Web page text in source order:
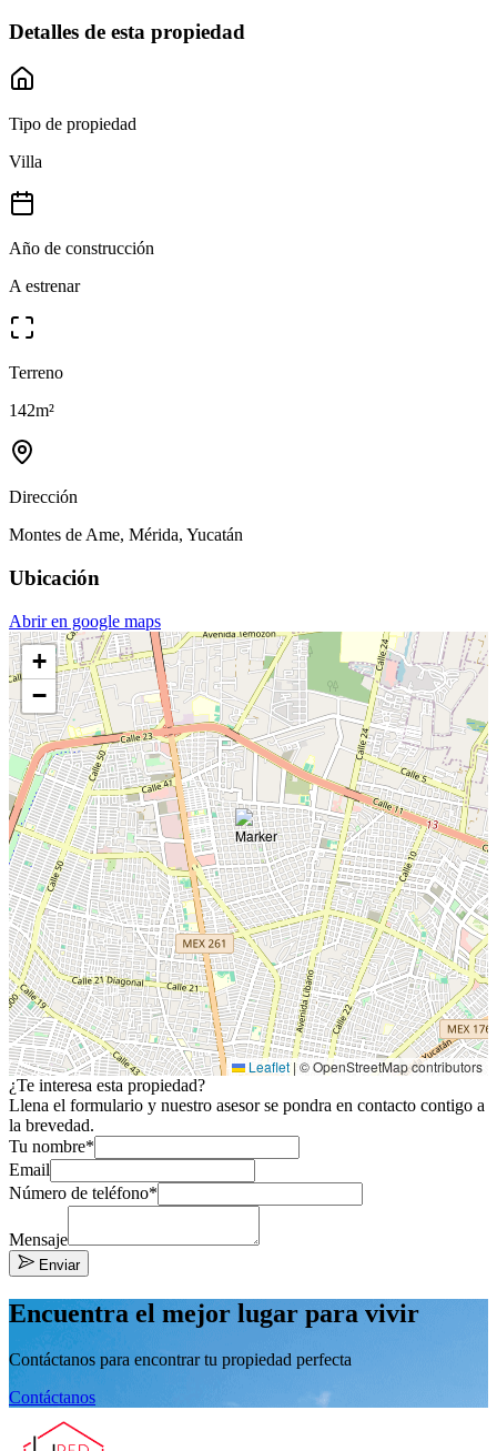
Detalles de esta propiedad
Tipo de propiedad
Villa
Año de construcción
A estrenar
Terreno
142m²
Dirección
Montes de Ame, Mérida, Yucatán
Ubicación
Abrir en google maps
+
−
Leaflet |© OpenStreetMap contributors
¿Te interesa esta propiedad?
Llena el formulario y nuestro asesor se pondra en contacto contigo a
la brevedad.
Tu nombre*
Email
Número de teléfono*
Mensaje
Enviar
Encuentra el mejor lugar para vivir
Contáctanos para encontrar tu propiedad perfecta
Contáctanos